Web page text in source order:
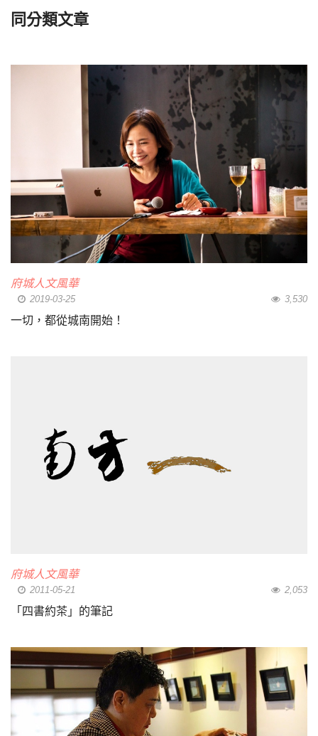
同分類文章
府城人文風華
2019-03-25 3,530
一切，都從城南開始！
府城人文風華
2011-05-21 2,053
「四書約茶」的筆記